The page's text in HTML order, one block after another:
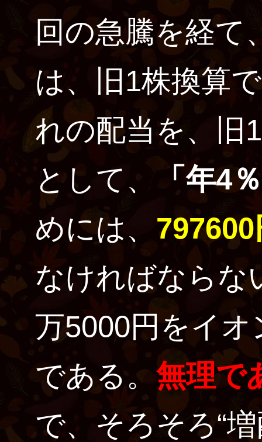
回の急騰を経て
は、旧1株換算で
れの配当を、旧
として、
「年4
めには、
なければならな
万5000円をイ
である。 無理で
で、そろそろ“